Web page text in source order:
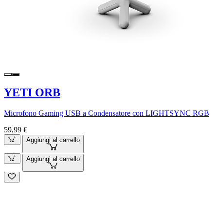
YETI ORB
Microfono Gaming USB a Condensatore con LIGHTSYNC RGB
59,99 €
Aggiungi al carrello
Aggiungi al carrello